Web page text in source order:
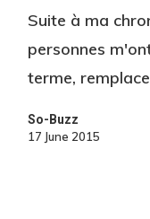
Suite à ma
personnes
terme,
So-Buzz
17 June 2015